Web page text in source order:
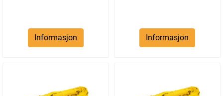
Informasjon Informasjon